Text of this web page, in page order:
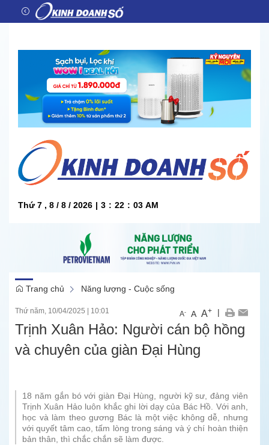
Thứ 7 , 8 / 8 / 2026 | 3 : 22 : 04 AM
Trang chủ Năng lượng - Cuộc sống
Thứ năm, 10/04/2025 10:01 A- A A+ |
Trịnh Xuân Hảo: Người cán bộ hồng
và chuyên của giàn Đại Hùng
18 năm gắn bó với giàn Đại Hùng, người kỹ sư, đảng viên
Trịnh Xuân Hảo luôn khắc ghi lời dạy của Bác Hồ. Với anh,
học và làm theo gương Bác là một việc không dễ, nhưng
với quyết tâm cao, tấm lòng trong sáng và ý chí hoàn thiện
bản thân, thì chắc chắn sẽ làm được.